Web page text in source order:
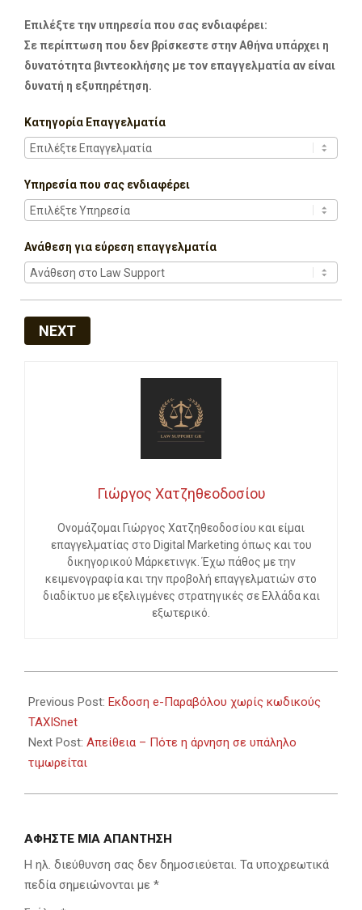
Επιλέξτε την υπηρεσία που σας ενδιαφέρει:
Σε περίπτωση που δεν βρίσκεστε στην Αθήνα υπάρχει η
δυνατότητα βιντεοκλήσης με τον επαγγελματία αν είναι
δυνατή η εξυπηρέτηση.
Κατηγορία Επαγγελματία
Υπηρεσία που σας ενδιαφέρει
Ανάθεση για εύρεση επαγγελματία
NEXT
Γιώργος Χατζηθεοδοσίου
Ονομάζομαι Γιώργος Χατζηθεοδοσίου και είμαι
επαγγελματίας στο Digital Marketing όπως και του
δικηγορικού Μάρκετινγκ. Έχω πάθος με την
κειμενογραφία και την προβολή επαγγελματιών στο
διαδίκτυο με εξελιγμένες στρατηγικές σε Ελλάδα και
εξωτερικό.
01-
02
Previous Post: Εκδοση e-Παραβόλου χωρίς κωδικούς
TAXISnet
Next Post: Απείθεια – Πότε η άρνηση σε υπάληλο
τιμωρείται
ΑΦΉΣΤΕ ΜΙΑ ΑΠΆΝΤΗΣΗ
Η ηλ. διεύθυνση σας δεν δημοσιεύεται. Τα υποχρεωτικά
πεδία σημειώνονται με *